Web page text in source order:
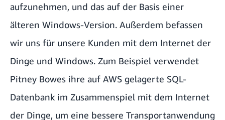
aufzunehmen, und das auf der Basis einer
älteren Windows-Version. Außerdem befassen
wir uns für unsere Kunden mit dem Internet der
Dinge und Windows. Zum Beispiel verwendet
Pitney Bowes ihre auf AWS gelagerte SQL-
Datenbank im Zusammenspiel mit dem Internet
der Dinge, um eine bessere Transportanwendung